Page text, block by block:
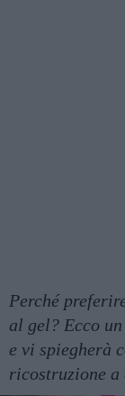
Perché
al gel? Ecco
e vi spiegherà
ricostruzione a